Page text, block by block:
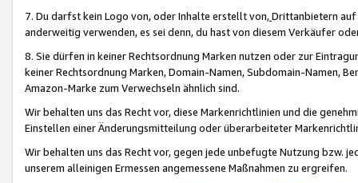
7. Du darfst kein Logo von, oder Inhalte erstellt von,Drittanbietern auf
anderweitig verwenden, es sei denn, du hast von diesem Verkäufer
8. Sie dürfen in keiner Rechtsordnung Marken nutzen oder zur
keiner Rechtsordnung Marken, Domain-Namen, Subdomain-Namen,
Amazon-Marke zum Verwechseln ähnlich sind.
Wir behalten uns das Recht vor, diese Markenrichtlinien und die
Einstellen einer Änderungsmitteilung oder überarbeiteter
Wir behalten uns das Recht vor, gegen jede unbefugte Nutzung bzw.
unserem alleinigen Ermessen angemessene Maßnahmen zu ergreifen.